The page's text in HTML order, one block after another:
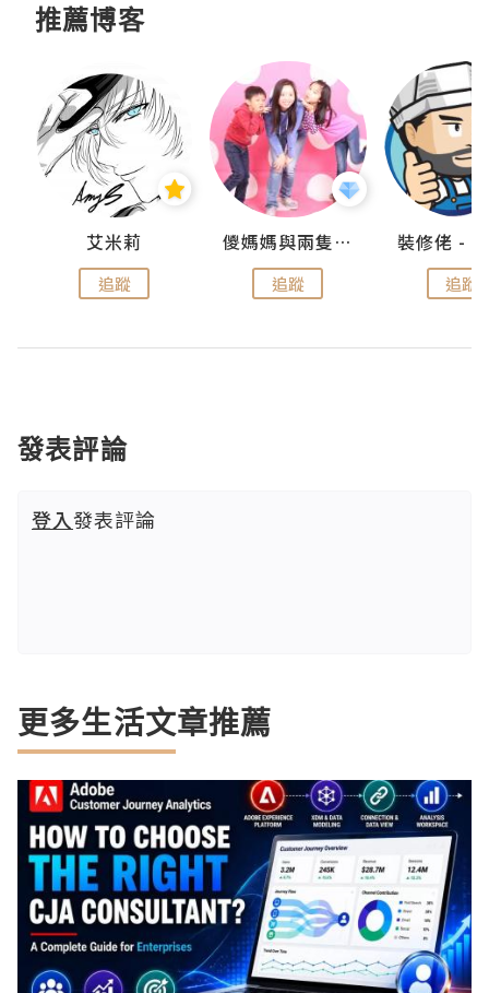
推薦博客
艾米莉
追蹤
儍媽媽與兩隻小魔怪之家
追蹤 追蹤
發表評論
登入發表評論
更多生活文章推薦